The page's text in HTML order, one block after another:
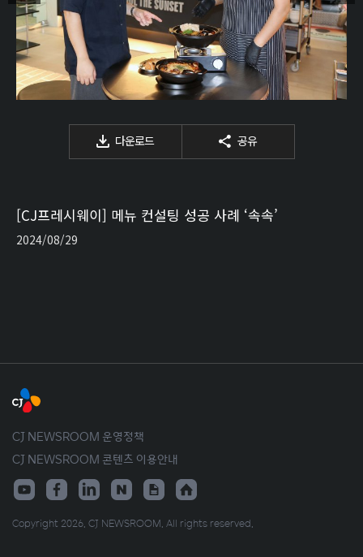
다운로드 공유
[CJ프레시웨이] 메뉴 컨설팅 성공 사례 ‘속속’
2024/08/29
CJ NEWSROOM 운영정책
CJ NEWSROOM 콘텐츠 이용안내
Copyright 2026. CJ NEWSROOM. All rights reserved.